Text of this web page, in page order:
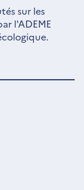
sur les
l'ADEME